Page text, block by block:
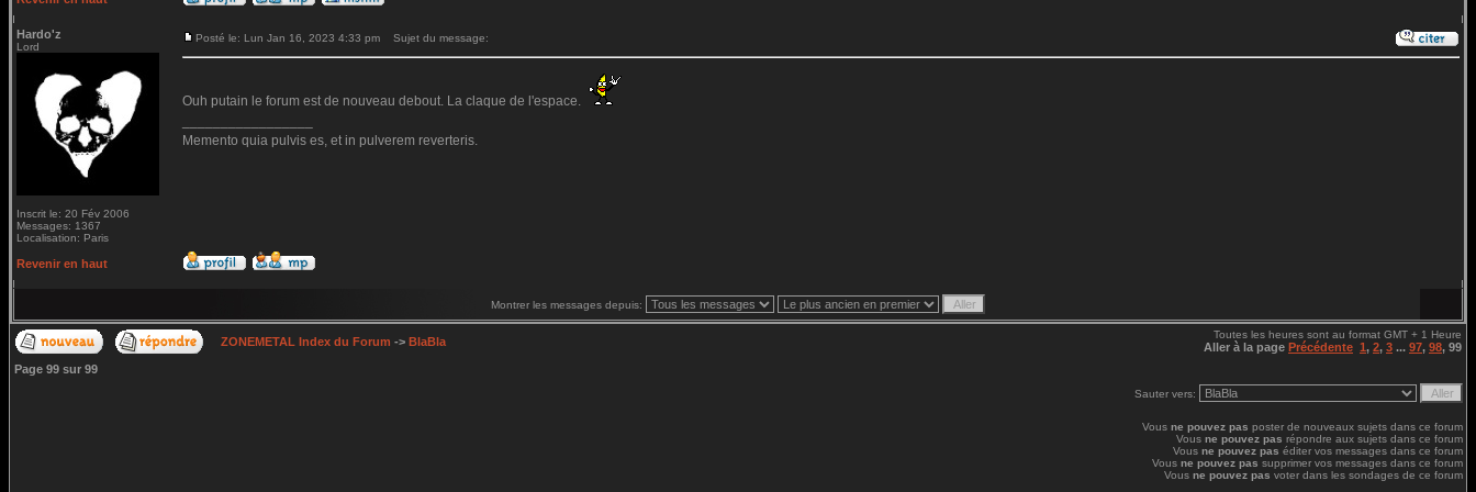
Hardo'z
Lord
Inscrit le: 20 Fév 2006
Messages: 1367
Localisation: Paris
Posté le: Lun Jan 16, 2023 4:33 pm Sujet du message:
Ouh putain le forum est de nouveau debout. La claque de l'espace.
Memento quia pulvis es, et in pulverem reverteris.
Revenir en haut
Montrer les messages depuis:
ZONEMETAL Index du Forum -> BlaBla
Toutes les heures sont au format GMT + 1 Heure
Aller à la page Précédente 1, 2, 3 ... 97, 98, 99
Page 99 sur 99
Sauter vers:
Vous ne pouvez pas poster de nouveaux sujets dans ce forum
Vous ne pouvez pas répondre aux sujets dans ce forum
Vous ne pouvez pas éditer vos messages dans ce forum
Vous ne pouvez pas supprimer vos messages dans ce forum
Vous ne pouvez pas voter dans les sondages de ce forum